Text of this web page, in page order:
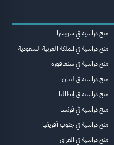
منح دراسية في سويسرا
منح دراسية في المملكة العربية السعودية
منح دراسية في سنغافورة
منح دراسية في لبنان
منح دراسية في إيطاليا
منح دراسية في فرنسا
منح دراسية في جنوب أفريقيا
منح دراسية في العراق